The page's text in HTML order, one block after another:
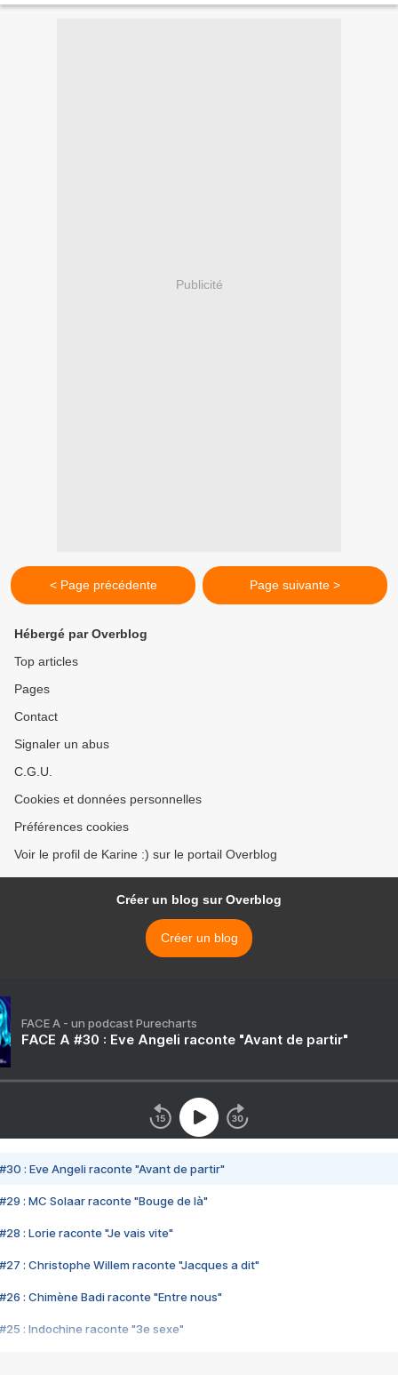
Publicité
< Page précédente Page suivante >
Hébergé par Overblog
Top articles
Pages
Contact
Signaler un abus
C.G.U.
Cookies et données personnelles
Préférences cookies
Voir le profil de Karine :) sur le portail Overblog
Créer un blog sur Overblog
Créer un blog
FACE A - un podcast Purecharts
FACE A #30 : Eve Angeli raconte "Avant de partir"
#30 : Eve Angeli raconte "Avant de partir"
#29 : MC Solaar raconte "Bouge de là"
#28 : Lorie raconte "Je vais vite"
#27 : Christophe Willem raconte "Jacques a dit"
#26 : Chimène Badi raconte "Entre nous"
#25 : Indochine raconte "3e sexe"